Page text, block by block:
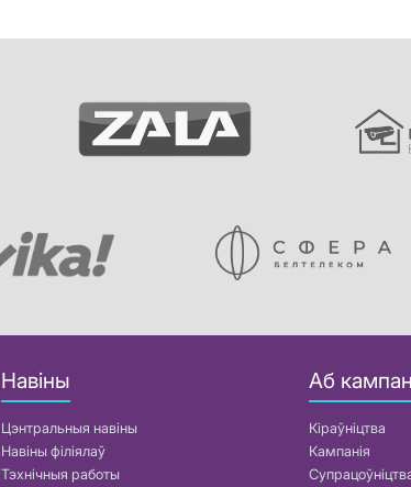
Навіны
Цэнтральныя навіны
Навіны філіялаў
Тэхнічныя работы
Аб
Кіраўніцтва
Кампанія